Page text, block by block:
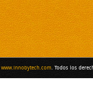
www.innobytech.com. Todos los